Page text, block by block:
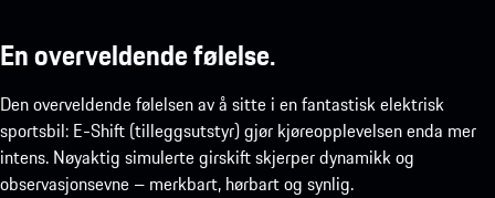
En overveldende følelse.
Den overveldende følelsen av å sitte i en fantastisk elektrisk
sportsbil: E-Shift (tilleggsutstyr) gjør kjøreopplevelsen enda mer
intens. Nøyaktig simulerte girskift skjerper dynamikk og
observasjonsevne – merkbart, hørbart og synlig.